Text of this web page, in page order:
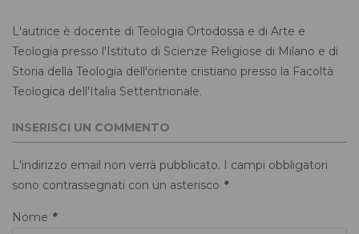
L'autrice è docente di Teologia Ortodossa e di Arte e
Teologia presso l'Istituto di Scienze Religiose di Milano e di
Storia della Teologia dell'oriente cristiano presso la Facoltà
Teologica dell'Italia Settentrionale.
INSERISCI UN COMMENTO
L'indirizzo email non verrà pubblicato. I campi obbligatori
sono contrassegnati con un asterisco *
Nome *